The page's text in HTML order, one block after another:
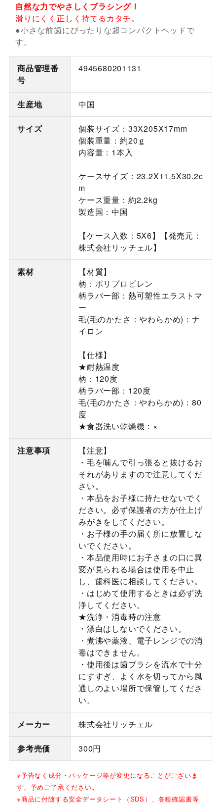
自然な力でやさしくブラシング！
滑りにくく正しく持てるカタチ。
●小さな前歯にぴったりな超コンパクトヘッドで
す。
商品管理番
号
4945680201131
生産地 中国
サイズ
個装サイズ：33X205X17mm
個装重量：約20ｇ
内容量：1本入
ケースサイズ：23.2X11.5X30.2c
m
ケース重量：約2.2kg
製造国：中国
【ケース入数：5X6】【発売元：
株式会社リッチェル】
素材
【材質】
柄：ポリプロピレン
柄ラバー部：熱可塑性エラストマ
ー
毛(毛のかたさ：やわらかめ)：ナ
イロン
【仕様】
★耐熱温度
柄：120度
柄ラバー部：120度
毛(毛のかたさ：やわらかめ)：80
度
★食器洗い乾燥機：×
注意事項
【注意】
・毛を噛んで引っ張ると抜けるお
それがありますので注意してくだ
さい。
・本品をお子様に持たせないでく
ださい。必ず保護者の方が仕上げ
みがきをしてください。
・お子様の手の届く所に放置しな
いでください。
・本品使用時にお子さまの口に異
変が見られる場合は使用を中止
し、歯科医に相談してください。
・はじめて使用するときは必ず洗
浄してください。
★洗浄・消毒時の注意
・漂白はしないでください。
・煮沸や薬液、電子レンジでの消
毒はできません。
・使用後は歯ブラシを流水で十分
にすすぎ、よく水を切ってから風
通しのよい場所で保管してくださ
い。
メーカー 株式会社リッチェル
参考売価 300円
※予告なく成分・パッケージ等が変更になることがございま
す、予めご了承ください。
※商品に付随する安全データシート（SDS）、各種確認書等